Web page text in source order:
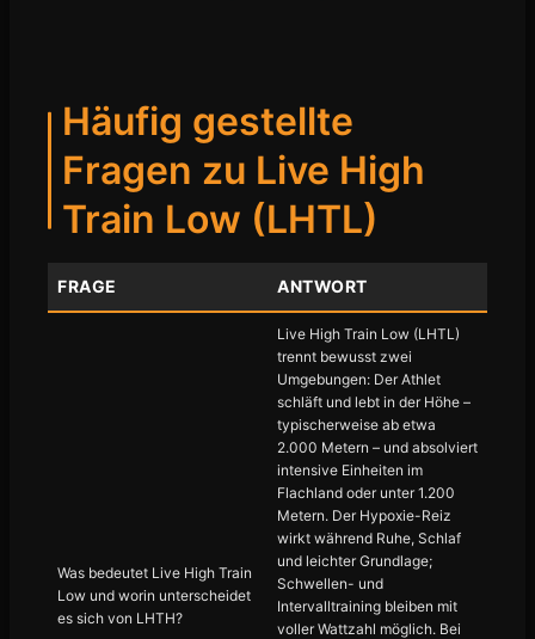
Häufig gestellte
Fragen zu Live High
Train Low (LHTL)
FRAGE ANTWORT
Was bedeutet Live High Train
Low und worin unterscheidet
es sich von LHTH?
Live High Train Low (LHTL)
trennt bewusst zwei
Umgebungen: Der Athlet
schläft und lebt in der Höhe –
typischerweise ab etwa
2.000 Metern – und absolviert
intensive Einheiten im
Flachland oder unter 1.200
Metern. Der Hypoxie-Reiz
wirkt während Ruhe, Schlaf
und leichter Grundlage;
Schwellen- und
Intervalltraining bleiben mit
voller Wattzahl möglich. Bei